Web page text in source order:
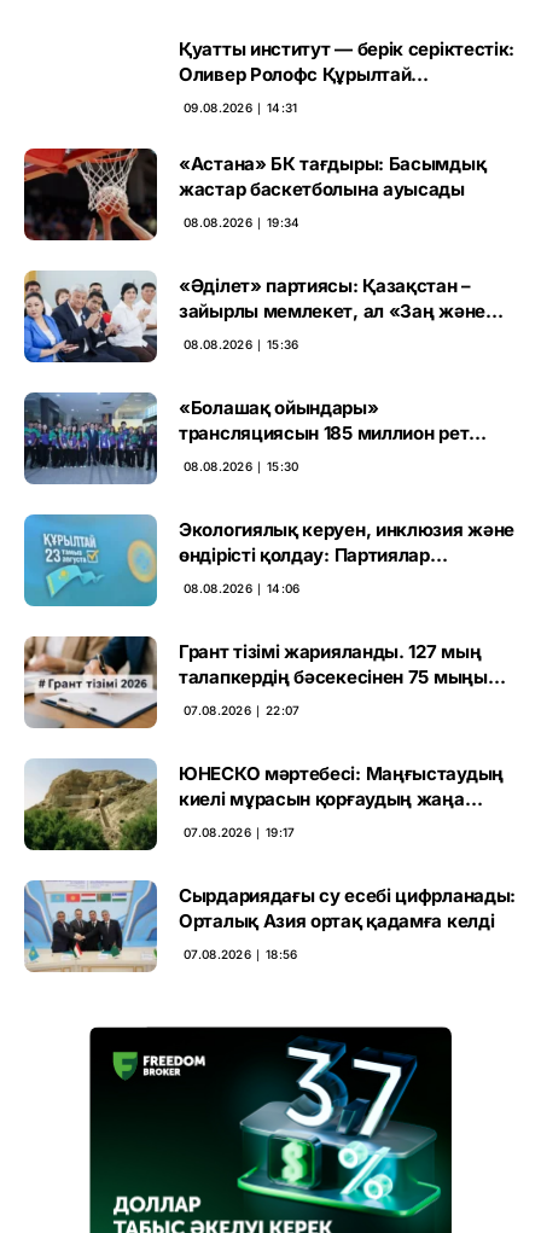
Қуатты институт — берік серіктестік:
Оливер Ролофс Құрылтай
сайлауының маңызын бағалады
09.08.2026 ∣ 14:31
«Астана» БК тағдыры: Басымдық
жастар баскетболына ауысады
08.08.2026 ∣ 19:34
«Әділет» партиясы: Қазақстан –
зайырлы мемлекет, ал «Заң және
тәртіп» қағидаты баршаға міндетті
08.08.2026 ∣ 15:36
«Болашақ ойындары»
трансляциясын 185 миллион рет
көрген
08.08.2026 ∣ 15:30
Экологиялық керуен, инклюзия және
өндірісті қолдау: Партиялар
өңірлерде қандай мәселе көтерді
08.08.2026 ∣ 14:06
Грант тізімі жарияланды. 127 мың
талапкердің бәсекесінен 75 мыңы
өтті
07.08.2026 ∣ 22:07
ЮНЕСКО мәртебесі: Маңғыстаудың
киелі мұрасын қорғаудың жаңа
кезеңі басталды
07.08.2026 ∣ 19:17
Сырдариядағы су есебі цифрланады:
Орталық Азия ортақ қадамға келді
07.08.2026 ∣ 18:56